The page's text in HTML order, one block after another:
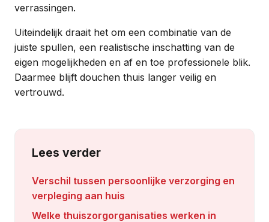
verrassingen.
Uiteindelijk draait het om een combinatie van de
juiste spullen, een realistische inschatting van de
eigen mogelijkheden en af en toe professionele blik.
Daarmee blijft douchen thuis langer veilig en
vertrouwd.
Lees verder
Verschil tussen persoonlijke verzorging en
verpleging aan huis
Welke thuiszorgorganisaties werken in